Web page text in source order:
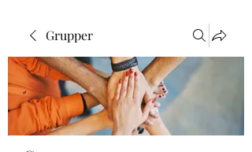
Grupper